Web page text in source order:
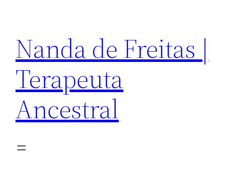
conteúdo
Nanda de Freitas |
Terapeuta
Ancestral